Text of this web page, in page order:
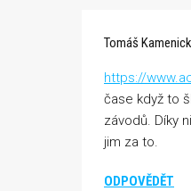
Tomáš
https://
čase když to
závodů. Díky
jim za to.
ODPOVĚDĚT